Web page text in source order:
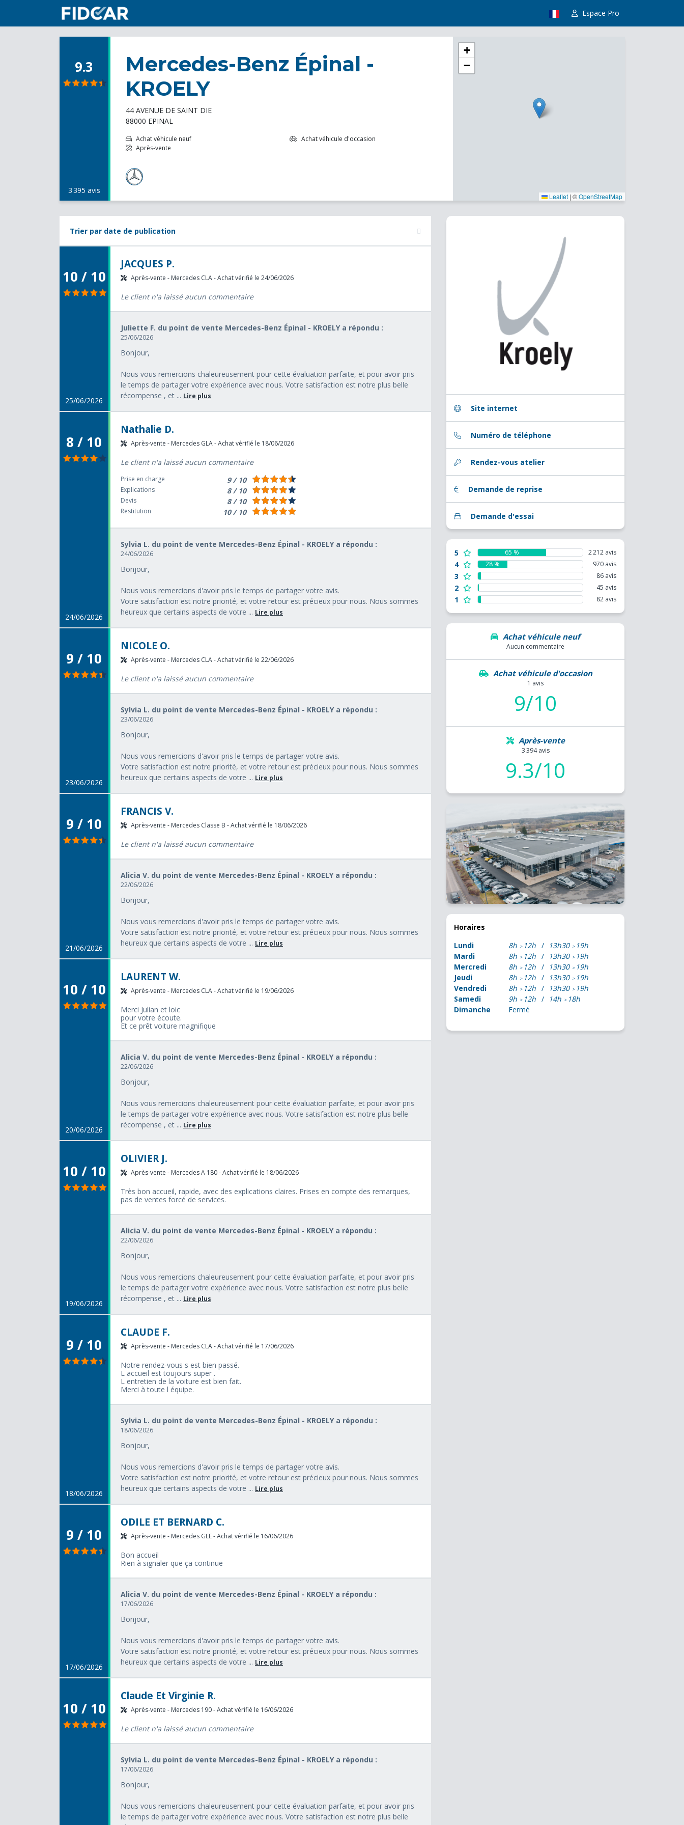
Espace Pro
9.3
3 395 avis
Mercedes-Benz Épinal -
KROELY
44 AVENUE DE SAINT DIE
88000 EPINAL
Achat véhicule neuf
Achat véhicule d'occasion
Après-vente
+
−
Leaflet | ©OpenStreetMap
Site internet
Numéro de téléphone
Rendez-vous atelier
Demande de reprise
Demande d'essai
5 65 % 2 212 avis
4 28 % 970 avis
3 86 avis
2 45 avis
1 82 avis
Achat véhicule neuf
Aucun commentaire
Achat véhicule d'occasion
1 avis
9/10
Après-vente
3 394 avis
9.3/10
Horaires
Lundi
8h 12h 13h30
19h
Mardi
8h 12h 13h30
19h
Mercredi
8h 12h 13h30
19h
Jeudi
8h 12h 13h30
19h
Vendredi
8h 12h 13h30
19h
Samedi
9h 12h 14h
18h
Dimanche
Fermé
Trier par date de publication
10 / 10
25/06/2026
JACQUES P.
Après-vente - Mercedes CLA - Achat vérifié le 24/06/2026
Le client n'a laissé aucun commentaire
Juliette F. du point de vente Mercedes-Benz Épinal - KROELY a répondu :
25/06/2026
Bonjour,
Nous vous remercions chaleureusement pour cette évaluation parfaite, et pour avoir pris
le temps de partager votre expérience avec nous. Votre satisfaction est notre plus belle
récompense , et ... Lire plus
8 / 10
24/06/2026
Nathalie D.
Après-vente - Mercedes GLA - Achat vérifié le 18/06/2026
Le client n'a laissé aucun commentaire
Prise en charge 9 / 10
Explications 8 / 10
Devis 8 / 10
Restitution 10 / 10
Sylvia L. du point de vente Mercedes-Benz Épinal - KROELY a répondu :
24/06/2026
Bonjour,
Nous vous remercions d'avoir pris le temps de partager votre avis.
Votre satisfaction est notre priorité, et votre retour est précieux pour nous. Nous sommes
heureux que certains aspects de votre ... Lire plus
9 / 10
23/06/2026
NICOLE O.
Après-vente - Mercedes CLA - Achat vérifié le 22/06/2026
Le client n'a laissé aucun commentaire
Sylvia L. du point de vente Mercedes-Benz Épinal - KROELY a répondu :
23/06/2026
Bonjour,
Nous vous remercions d'avoir pris le temps de partager votre avis.
Votre satisfaction est notre priorité, et votre retour est précieux pour nous. Nous sommes
heureux que certains aspects de votre ... Lire plus
9 / 10
21/06/2026
FRANCIS V.
Après-vente - Mercedes Classe B - Achat vérifié le 18/06/2026
Le client n'a laissé aucun commentaire
Alicia V. du point de vente Mercedes-Benz Épinal - KROELY a répondu :
22/06/2026
Bonjour,
Nous vous remercions d'avoir pris le temps de partager votre avis.
Votre satisfaction est notre priorité, et votre retour est précieux pour nous. Nous sommes
heureux que certains aspects de votre ... Lire plus
10 / 10
20/06/2026
LAURENT W.
Après-vente - Mercedes CLA - Achat vérifié le 19/06/2026
Merci Julian et loic
pour votre écoute.
Et ce prêt voiture magnifique
Alicia V. du point de vente Mercedes-Benz Épinal - KROELY a répondu :
22/06/2026
Bonjour,
Nous vous remercions chaleureusement pour cette évaluation parfaite, et pour avoir pris
le temps de partager votre expérience avec nous. Votre satisfaction est notre plus belle
récompense , et ... Lire plus
10 / 10
19/06/2026
OLIVIER J.
Après-vente - Mercedes A 180 - Achat vérifié le 18/06/2026
Très bon accueil, rapide, avec des explications claires. Prises en compte des remarques,
pas de ventes forcé de services.
Alicia V. du point de vente Mercedes-Benz Épinal - KROELY a répondu :
22/06/2026
Bonjour,
Nous vous remercions chaleureusement pour cette évaluation parfaite, et pour avoir pris
le temps de partager votre expérience avec nous. Votre satisfaction est notre plus belle
récompense , et ... Lire plus
9 / 10
18/06/2026
CLAUDE F.
Après-vente - Mercedes CLA - Achat vérifié le 17/06/2026
Notre rendez-vous s est bien passé.
L accueil est toujours super .
L entretien de la voiture est bien fait.
Merci à toute l équipe.
Sylvia L. du point de vente Mercedes-Benz Épinal - KROELY a répondu :
18/06/2026
Bonjour,
Nous vous remercions d'avoir pris le temps de partager votre avis.
Votre satisfaction est notre priorité, et votre retour est précieux pour nous. Nous sommes
heureux que certains aspects de votre ... Lire plus
9 / 10
17/06/2026
ODILE ET BERNARD C.
Après-vente - Mercedes GLE - Achat vérifié le 16/06/2026
Bon accueil
Rien à signaler que ça continue
Alicia V. du point de vente Mercedes-Benz Épinal - KROELY a répondu :
17/06/2026
Bonjour,
Nous vous remercions d'avoir pris le temps de partager votre avis.
Votre satisfaction est notre priorité, et votre retour est précieux pour nous. Nous sommes
heureux que certains aspects de votre ... Lire plus
10 / 10
Claude Et Virginie R.
Après-vente - Mercedes 190 - Achat vérifié le 16/06/2026
Le client n'a laissé aucun commentaire
Sylvia L. du point de vente Mercedes-Benz Épinal - KROELY a répondu :
17/06/2026
Bonjour,
Nous vous remercions chaleureusement pour cette évaluation parfaite, et pour avoir pris
le temps de partager votre expérience avec nous. Votre satisfaction est notre plus belle